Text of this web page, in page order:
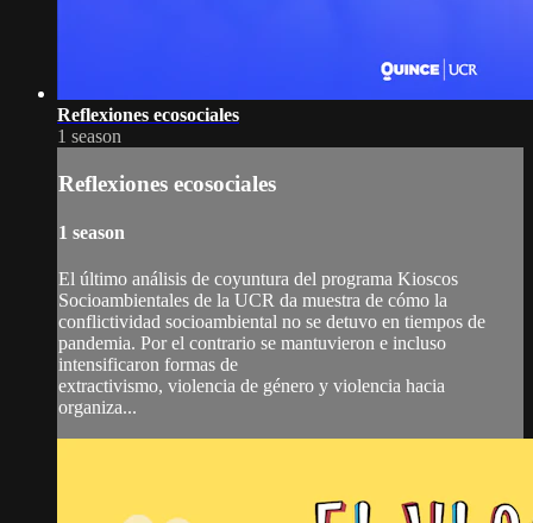
Reflexiones ecosociales
1 season
Reflexiones ecosociales
1 season
El último análisis de coyuntura del programa Kioscos
Socioambientales de la UCR da muestra de cómo la
conflictividad socioambiental no se detuvo en tiempos de
pandemia. Por el contrario se mantuvieron e incluso
intensificaron formas de
extractivismo, violencia de género y violencia hacia
organiza...